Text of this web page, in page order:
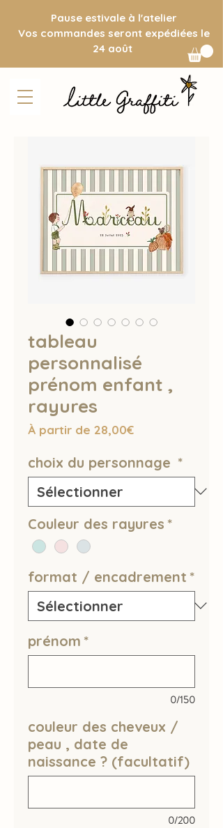
Pause estivale à l'atelier
Vos commandes seront expédiées le
24 août
tableau
personnalisé
prénom enfant ,
rayures
À partir de 28,00€Prix
choix du personnage *
Couleur des rayures *
format / encadrement *
prénom *
0/150
couleur des cheveux /
peau , date de
naissance ? (facultatif)
0/200